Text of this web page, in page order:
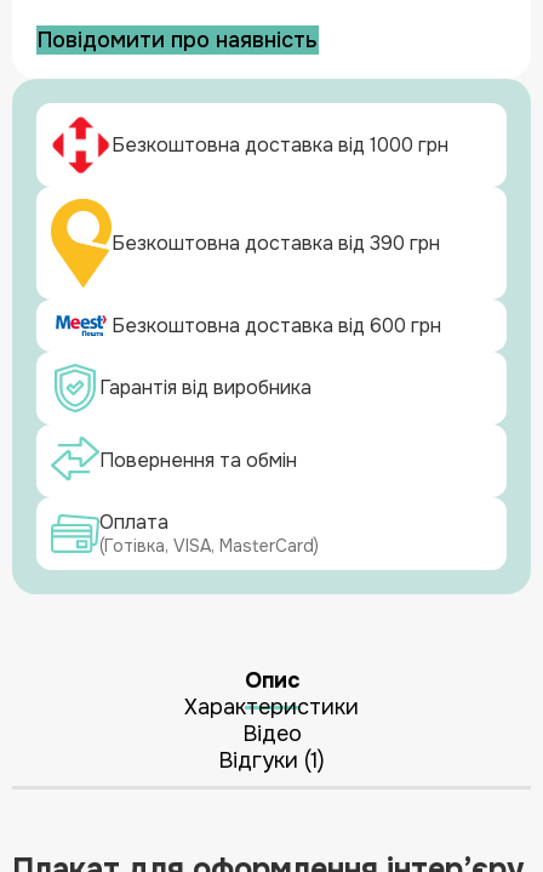
Повідомити про наявність
Безкоштовна доставка від 1000 грн
Безкоштовна доставка від 390 грн
Безкоштовна доставка від 600 грн
Гарантія від виробника
Повернення та обмін
Оплата
(Готівка, VISA, MasterCard)
Опис
Характеристики
Відео
Відгуки (1)